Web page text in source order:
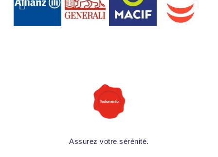
Assurez votre sérénité.